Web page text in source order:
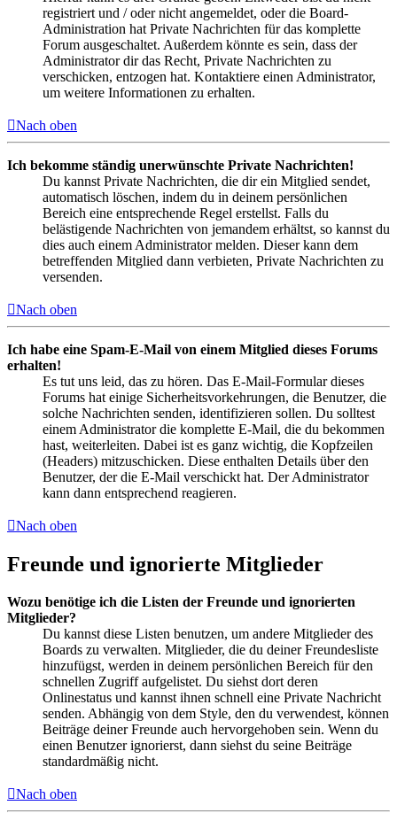
registriert und / oder nicht angemeldet, oder die Board-
Administration hat Private Nachrichten für das komplette
Forum ausgeschaltet. Außerdem könnte es sein, dass der
Administrator dir das Recht, Private Nachrichten zu
verschicken, entzogen hat. Kontaktiere einen Administrator,
um weitere Informationen zu erhalten.
Nach oben
Ich bekomme ständig unerwünschte Private Nachrichten!
Du kannst Private Nachrichten, die dir ein Mitglied sendet,
automatisch löschen, indem du in deinem persönlichen
Bereich eine entsprechende Regel erstellst. Falls du
belästigende Nachrichten von jemandem erhältst, so kannst du
dies auch einem Administrator melden. Dieser kann dem
betreffenden Mitglied dann verbieten, Private Nachrichten zu
versenden.
Nach oben
Ich habe eine Spam-E-Mail von einem Mitglied dieses Forums
erhalten!
Es tut uns leid, das zu hören. Das E-Mail-Formular dieses
Forums hat einige Sicherheitsvorkehrungen, die Benutzer, die
solche Nachrichten senden, identifizieren sollen. Du solltest
einem Administrator die komplette E-Mail, die du bekommen
hast, weiterleiten. Dabei ist es ganz wichtig, die Kopfzeilen
(Headers) mitzuschicken. Diese enthalten Details über den
Benutzer, der die E-Mail verschickt hat. Der Administrator
kann dann entsprechend reagieren.
Nach oben
Freunde und ignorierte Mitglieder
Wozu benötige ich die Listen der Freunde und ignorierten
Mitglieder?
Du kannst diese Listen benutzen, um andere Mitglieder des
Boards zu verwalten. Mitglieder, die du deiner Freundesliste
hinzufügst, werden in deinem persönlichen Bereich für den
schnellen Zugriff aufgelistet. Du siehst dort deren
Onlinestatus und kannst ihnen schnell eine Private Nachricht
senden. Abhängig von dem Style, den du verwendest, können
Beiträge deiner Freunde auch hervorgehoben sein. Wenn du
einen Benutzer ignorierst, dann siehst du seine Beiträge
standardmäßig nicht.
Nach oben